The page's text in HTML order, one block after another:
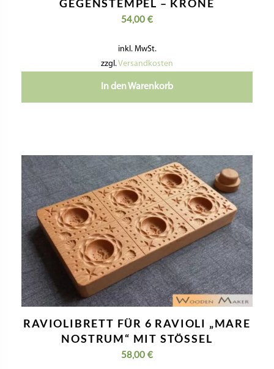
GEGENSTEMPEL – KRONE
54,00 €
inkl. MwSt.
zzgl.Versandkosten
In den Warenkorb
RAVIOLIBRETT FÜR 6 RAVIOLI „MARE
NOSTRUM“ MIT STÖSSEL
58,00 €